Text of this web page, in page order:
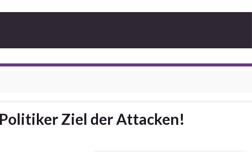
Ziel der Attacken!